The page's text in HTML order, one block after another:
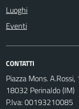
Luoghi
Eventi
CONTATTI
Piazza Mons. A.Rossi,
18032 Perinaldo (IM)
P.Iva: 00193210085